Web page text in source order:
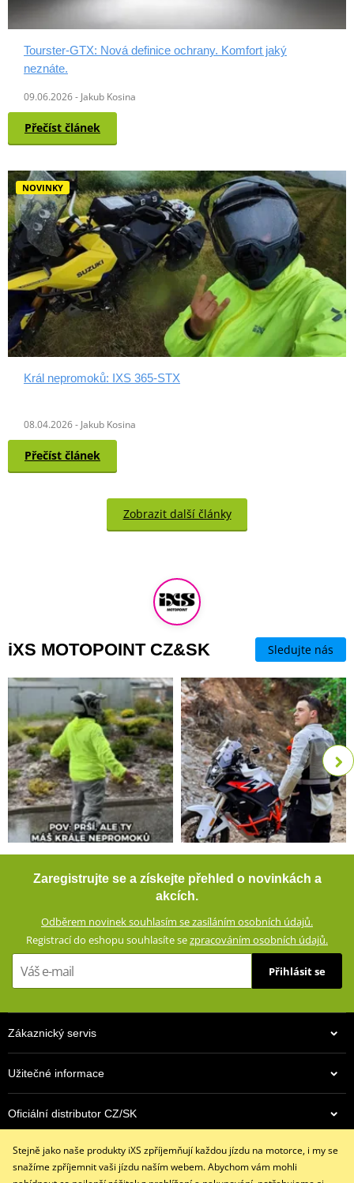
Tourster-GTX: Nová definice ochrany. Komfort jaký
neznáte.
Přečíst článek
09.06.2026 - Jakub Kosina
Král nepromoků: IXS 365-STX
NOVINKY
Přečíst článek
08.04.2026 - Jakub Kosina
Zobrazit další články
iXS MOTOPOINT CZ&SK Sledujte nás
Zaregistrujte se a získejte přehled o novinkách a
akcích.
Odběrem novinek souhlasím se zasíláním osobních údajů.
Registrací do eshopu souhlasíte sezpracováním osobních údajů.
Přihlásit se
Zákaznický servis
Užitečné informace
Oficiální distributor CZ/SK
Kontaktujte nás
+420 491 007 007
Stejně jako naše produkty iXS zpříjemňují každou jízdu na motorce, i my se
snažíme zpříjemnit vaši jízdu naším webem. Abychom vám mohli